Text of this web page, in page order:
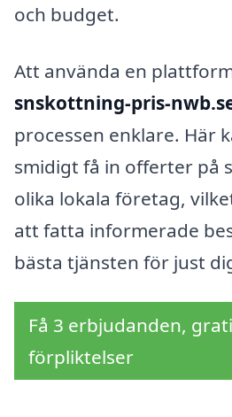
och budget.
Att använda en
snskottning-pris-
processen enklare. Här
smidigt få in offerter på
olika lokala företag,
att fatta informerade
bästa tjänsten för just
Få 3 erbjudanden,
förpliktelser